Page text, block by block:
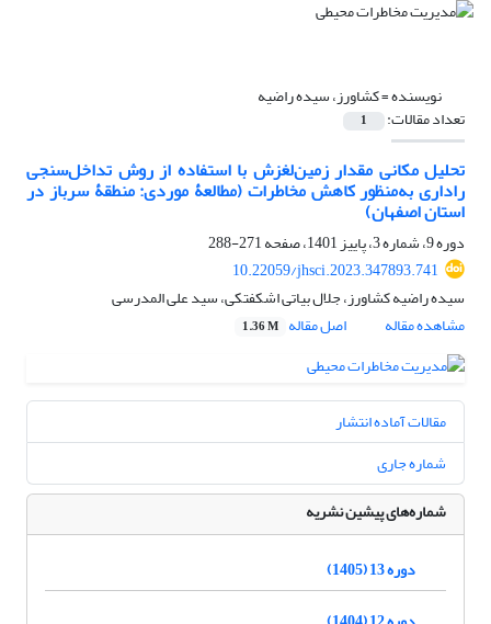
نویسنده =کشاورز، سیده راضیه
تعداد مقالات: 1
تحلیل مکانی مقدار زمین‌لغزش با استفاده از روش تداخل‌سنجی
راداری به‌منظور کاهش مخاطرات (مطالعۀ موردی: منطقۀ سرباز در
استان اصفهان)
دوره 9، شماره 3، پاییز 1401، صفحه
271-288
10.22059/jhsci.2023.347893.741
سیده راضیه کشاورز، جلال بیاتی اشکفتکی، سید علی المدرسی
مشاهده مقاله
اصل مقاله 1.36 M
مقالات آماده انتشار
شماره جاری
شماره‌های پیشین نشریه
دوره 13 (1405)